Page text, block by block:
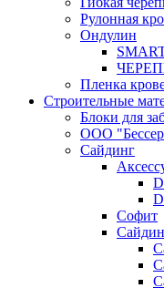
Рулонная
Ондулин
Пленка
Строительные
Блоки для
ООО
Сайдинг
Софит